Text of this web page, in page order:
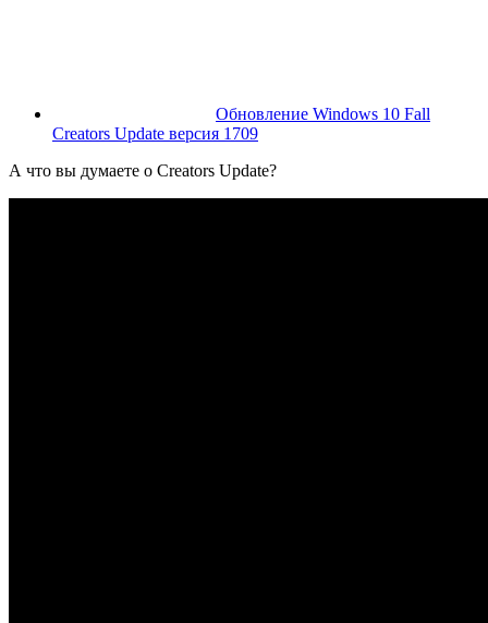
Обновление Windows 10 Fall
Creators Update версия 1709
А что вы думаете о Creators Update?